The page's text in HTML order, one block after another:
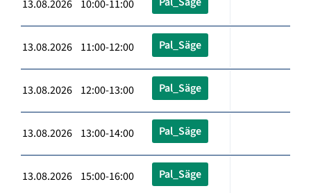
13.08.2026 10:00-11:00
13.08.2026 11:00-12:00 Pal_Säge
13.08.2026 12:00-13:00 Pal_Säge
13.08.2026 13:00-14:00 Pal_Säge
13.08.2026 15:00-16:00 Pal_Säge